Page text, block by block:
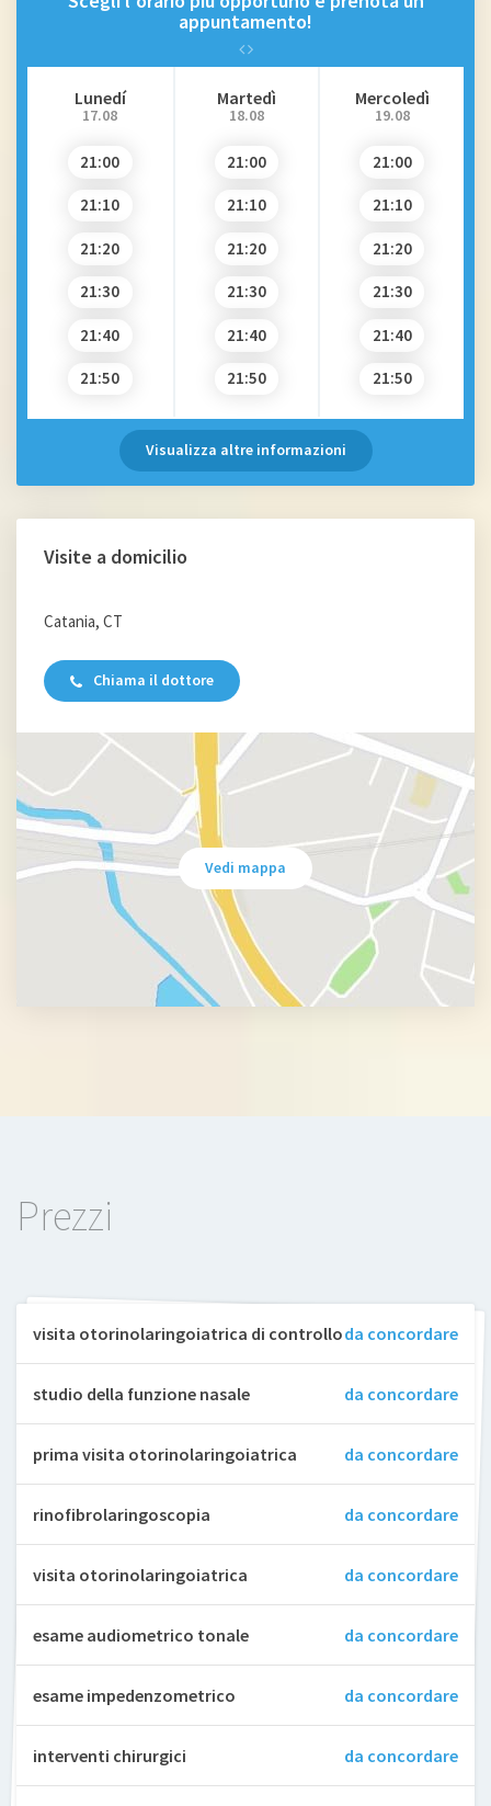
appuntamento!
Lunedí
17.08
21:00
21:10
21:20
21:30
21:40
21:50
Martedì
18.08
21:00
21:10
21:20
21:30
21:40
21:50
Mercoledì
19.08
21:00
21:10
21:20
21:30
21:40
21:50
Visualizza altre informazioni
Visite a domicilio
Catania, CT
Chiama il dottore
Vedi mappa
Prezzi
visita otorinolaringoiatrica di controlloda concordare
studio della funzione nasale da concordare
prima visita otorinolaringoiatrica da concordare
rinofibrolaringoscopia da concordare
visita otorinolaringoiatrica da concordare
esame audiometrico tonale da concordare
esame impedenzometrico da concordare
interventi chirurgici da concordare